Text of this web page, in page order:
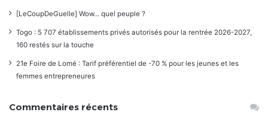
[LeCoupDeGuelle] Wow… quel peuple ?
Togo : 5 707 établissements privés autorisés pour la rentrée 2026-2027,
160 restés sur la touche
21e Foire de Lomé : Tarif préférentiel de -70 % pour les jeunes et les
femmes entrepreneures
Commentaires récents